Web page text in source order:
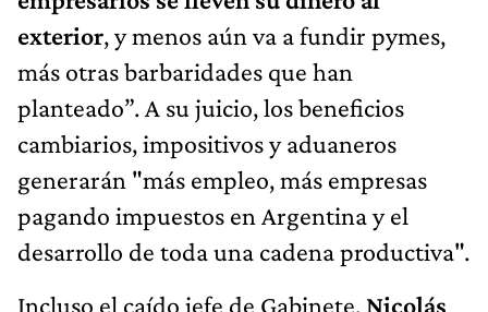
cambiarios, impositivos y aduaneros
generarán "más empleo, más empresas
pagando impuestos en Argentina y el
desarrollo de toda una cadena productiva".
Incluso el caído jefe de Gabinete,Nicolás
Posse, defendió a capa y espada la
iniciativa oficialista en el Congreso de la
Nación, pocos días antes de ser eyectado